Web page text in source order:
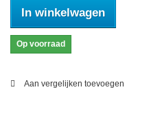
In winkelwagen
Op voorraad
Aan vergelijken toevoegen